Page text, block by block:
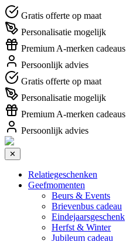
Gratis offerte op maat
Personalisatie mogelijk
Premium A-merken cadeaus
Persoonlijk advies
Gratis offerte op maat
Personalisatie mogelijk
Premium A-merken cadeaus
Persoonlijk advies
✕
Relatiegeschenken
Geefmomenten
Beurs & Events
Brievenbus cadeau
Eindejaarsgeschenk
Herfst & Winter
Jubileum cadeau